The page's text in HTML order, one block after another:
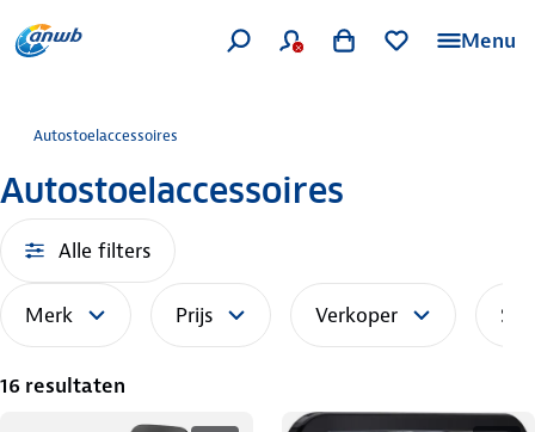
Menu
Autostoelaccessoires
Autostoelaccessoires
Alle filters
Merk Prijs Verkoper
16 resultaten